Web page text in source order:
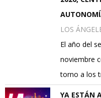
LOS
El año del
noviembre
torno a los
YA ESTÁN